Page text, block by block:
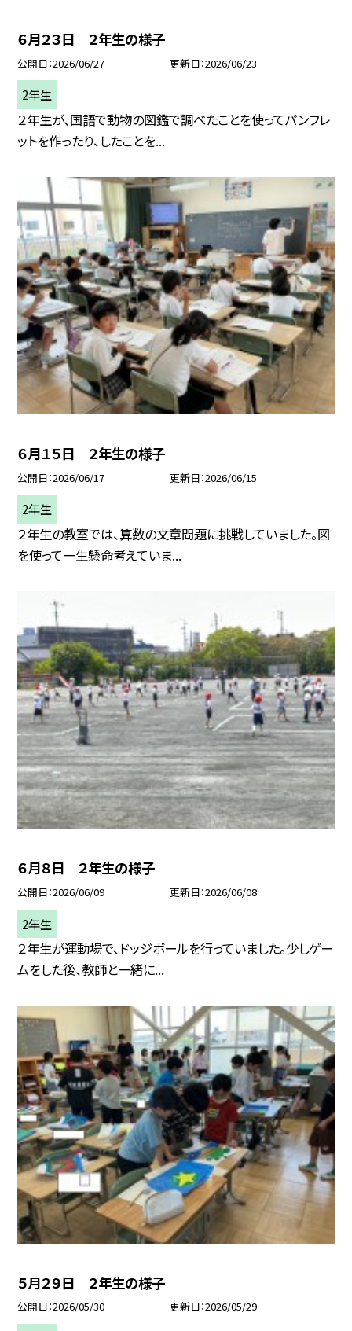
６月２３日 ２年生の様子
公開日 2026/06/27 更新日 2026/06/23
2年生
２年生が、国語で動物の図鑑で調べたことを使ってパンフレ
ットを作ったり、したことを...
６月１５日 ２年生の様子
公開日 2026/06/17 更新日 2026/06/15
2年生
２年生の教室では、算数の文章問題に挑戦していました。図
を使って一生懸命考えていま...
６月８日 ２年生の様子
公開日 2026/06/09 更新日 2026/06/08
2年生
２年生が運動場で、ドッジボールを行っていました。少しゲー
ムをした後、教師と一緒に...
５月２９日 ２年生の様子
公開日 2026/05/30 更新日 2026/05/29